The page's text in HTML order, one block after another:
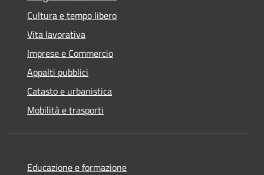
Cultura e tempo libero
Vita lavorativa
Imprese e Commercio
Appalti pubblici
Catasto e urbanistica
Mobilità e trasporti
Educazione e formazione